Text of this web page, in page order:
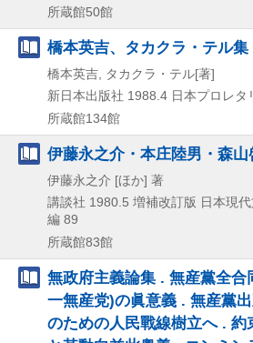
所蔵館50館
橋本英吉、タカクラ・テル集
橋本英吉, タカクラ・テル[著]
新日本出版社 1988.4 日本プロレタ
所蔵館134館
伊藤永之介・本庄陸男・森
伊藤永之介 [ほか] 著
講談社 1980.5 増補改訂版 日本現
編 89
所蔵館83館
無政府主義論集 . 無産黨全
一無産党)の眞意義 . 無産黨
のための人民戰線樹立へ . 約